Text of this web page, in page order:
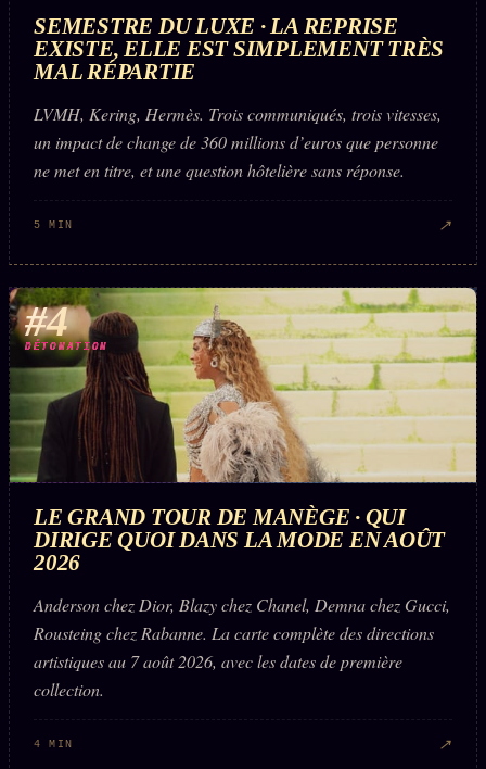
SEMESTRE DU LUXE · LA REPRISE
EXISTE, ELLE EST SIMPLEMENT TRÈS
MAL RÉPARTIE
LVMH, Kering, Hermès. Trois communiqués, trois vitesses,
un impact de change de 360 millions d’euros que personne
ne met en titre, et une question hôtelière sans réponse.
5 MIN ↗
#4
DÉTONATION
LE GRAND TOUR DE MANÈGE · QUI
DIRIGE QUOI DANS LA MODE EN AOÛT
2026
Anderson chez Dior, Blazy chez Chanel, Demna chez Gucci,
Rousteing chez Rabanne. La carte complète des directions
artistiques au 7 août 2026, avec les dates de première
collection.
4 MIN ↗